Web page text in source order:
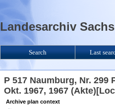
P 517 Naumburg, Nr.
Okt. 1967, 1967
Archive plan context
Landesarchiv
Search Last